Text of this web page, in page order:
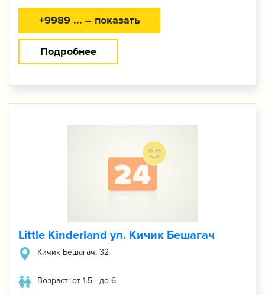
+9989 ... – показать
Подробнее
Little Kinderland ул. Кичик Бешагач
Кичик Бешагач, 32
Возраст: от 1.5 - до 6